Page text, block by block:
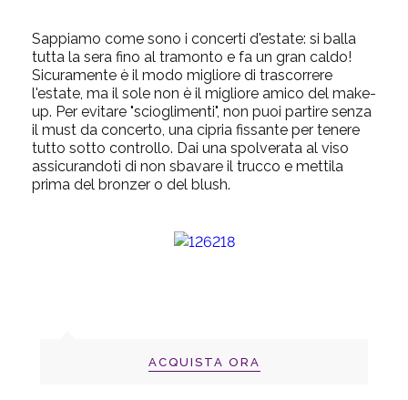
Sappiamo come sono i concerti d'estate: si balla
tutta la sera fino al tramonto e fa un gran caldo!
Sicuramente è il modo migliore di trascorrere
l'estate, ma il sole non è il migliore amico del make-
up. Per evitare "scioglimenti", non puoi partire senza
il must da concerto, una cipria fissante per tenere
tutto sotto controllo. Dai una spolverata al viso
assicurandoti di non sbavare il trucco e mettila
prima del bronzer o del blush.
ACQUISTA ORA